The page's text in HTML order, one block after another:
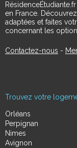
en France.
adaptées et faites
concernant les
Contactez-nous -
Trouvez votre
Orléans
Perpignan
Nimes
Avignon